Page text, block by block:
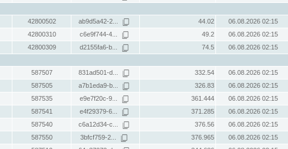
42800502 ab9d5a42-2... 44.02
06.08.2026 02:15
42800310 c6e9f744-4... 49.2
06.08.2026 02:15
42800309 d2155fa6-b... 74.5
06.08.2026 02:15
587507 831ad501-d... 332.54
06.08.2026 02:15
587505 a7b1eda9-b... 326.83
06.08.2026 02:15
587535 e9e7f20c-9... 361.444
06.08.2026 02:15
587541 e4f29379-6... 371.285
06.08.2026 02:15
587540 c6a12d34-c... 376.56
06.08.2026 02:15
587550 3bfcf759-2... 376.965
06.08.2026 02:15